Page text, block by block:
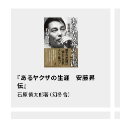
『あるヤクザの生涯 安藤昇
伝』
石原慎太郎著（幻冬舎）